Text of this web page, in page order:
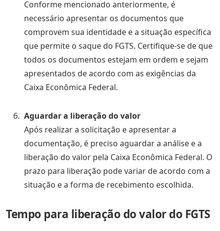
Conforme mencionado anteriormente, é
necessário apresentar os documentos que
comprovem sua identidade e a situação específica
que permite o saque do FGTS. Certifique-se de que
todos os documentos estejam em ordem e sejam
apresentados de acordo com as exigências da
Caixa Econômica Federal.
Aguardar a liberação do valor
Após realizar a solicitação e apresentar a
documentação, é preciso aguardar a análise e a
liberação do valor pela Caixa Econômica Federal. O
prazo para liberação pode variar de acordo com a
situação e a forma de recebimento escolhida.
Tempo para liberação do valor do FGTS